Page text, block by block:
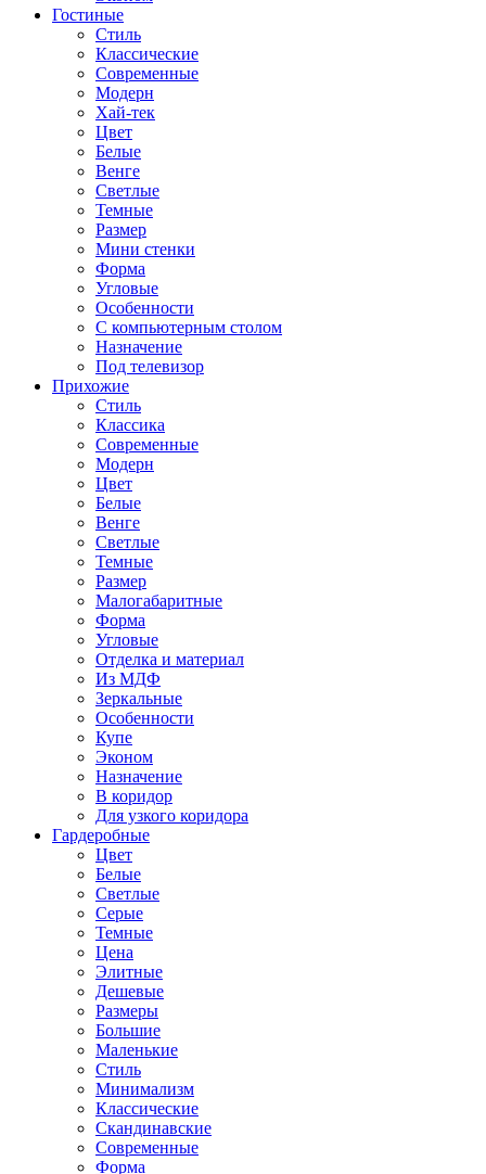
Гостиные
Стиль
Классические
Современные
Модерн
Хай-тек
Цвет
Белые
Венге
Светлые
Темные
Размер
Мини стенки
Форма
Угловые
Особенности
С компьютерным столом
Назначение
Под телевизор
Прихожие
Стиль
Классика
Современные
Модерн
Цвет
Белые
Венге
Светлые
Темные
Размер
Малогабаритные
Форма
Угловые
Отделка и материал
Из МДФ
Зеркальные
Особенности
Купе
Эконом
Назначение
В коридор
Для узкого коридора
Гардеробные
Цвет
Белые
Светлые
Серые
Темные
Цена
Элитные
Дешевые
Размеры
Большие
Маленькие
Стиль
Минимализм
Классические
Скандинавские
Современные
Форма